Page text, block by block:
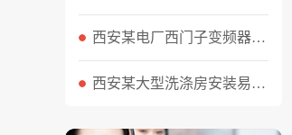
西安某电厂西门子变频器维修案例
西安某大型洗涤房安装易能EN600变频器调试实际案例